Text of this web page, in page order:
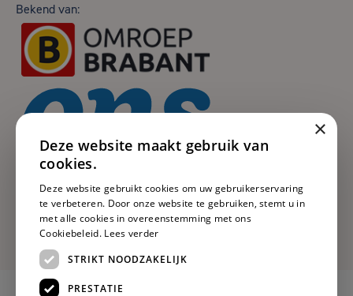
Bekend van:
×
Deze website maakt gebruik van
cookies.
Deze website gebruikt cookies om uw gebruikerservaring
te verbeteren. Door onze website te gebruiken, stemt u in
met alle cookies in overeenstemming met ons
Cookiebeleid. Lees verder
STRIKT NOODZAKELIJK
PRESTATIE